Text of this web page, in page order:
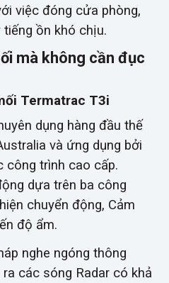
việc đóng cửa phòng,
ồn khó chịu.
mà không cần đục
Termatrac T3i
dụng hàng đầu thế
và ứng dụng bởi
công trình cao cấp.
dựa trên ba công
chuyển động, Cảm
độ ẩm.
nghe ngóng thông
các sóng Radar có khả